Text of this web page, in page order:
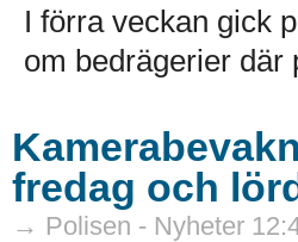
I förra veckan gick
om bedrägerier där
fredag och
→ Polisen - Nyheter